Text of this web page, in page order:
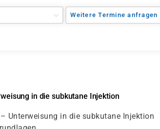
Weitere Termine anfragen
in die subkutane Injektion
Unterweisung in die subkutane Injektion